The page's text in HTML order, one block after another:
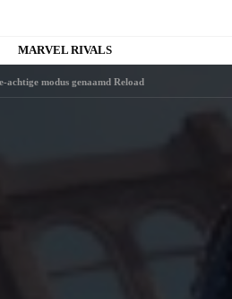
MARVEL RIVALS
modus genaamd Reload